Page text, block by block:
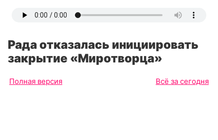
Рада отказалась инициировать
закрытие «Миротворца»
Полная версия Всё за сегодня